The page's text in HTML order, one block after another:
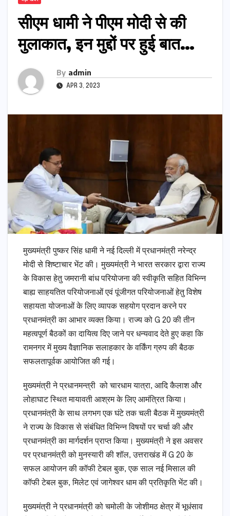
सीएम धामी ने पीएम मोदी से की
मुलाकात, इन मुद्दों पर हुई बात…
By admin
APR 3, 2023
मुख्यमंत्री पुष्कर सिंह धामी ने नई दिल्ली में प्रधानमंत्री नरेन्द्र
मोदी से शिष्टाचार भेंट की। मुख्यमंत्री ने भारत सरकार द्वारा राज्य
के विकास हेतु जमरानी बांध परियोजना की स्वीकृति सहित विभिन्न
बाह्य साहयतित परियोजनाओं एवं पूंजीगत परियोजनाओं हेतु विशेष
सहायता योजनाओं के लिए व्यापक सहयोग प्रदान करने पर
प्रधानमंत्री का आभार व्यक्त किया। राज्य को G 20 की तीन
महत्वपूर्ण बैठकों का दायित्व दिए जाने पर धन्यवाद देते हुए कहा कि
रामनगर में मुख्य वैज्ञानिक सलाहकार के वर्किंग ग्रुप की बैठक
सफलतापूर्वक आयोजित की गई।
मुख्यमंत्री ने प्रधानमन्त्री को चारधाम यात्रा, आदि कैलाश और
लोहाघाट स्थित मायावती आश्रम के लिए आमंत्रित किया।
प्रधानमंत्री के साथ लगभग एक घंटे तक चली बैठक में मुख्यमंत्री
ने राज्य के विकास से संबंधित विभिन्न विषयों पर चर्चा की और
प्रधानमंत्री का मार्गदर्शन प्राप्त किया। मुख्यमंत्री ने इस अवसर
पर प्रधानमंत्री को मुनस्यारी की शॉल, उत्तराखंड में G 20 के
सफल आयोजन की कॉफी टेबल बुक, एक साल नई मिसाल की
कॉफी टेबल बुक, मिलेट एवं जागेश्वर धाम की प्रतिकृति भेंट की।
मुख्यमंत्री ने प्रधानमंत्री को चमोली के जोशीमठ क्षेत्र में भूधंसाव